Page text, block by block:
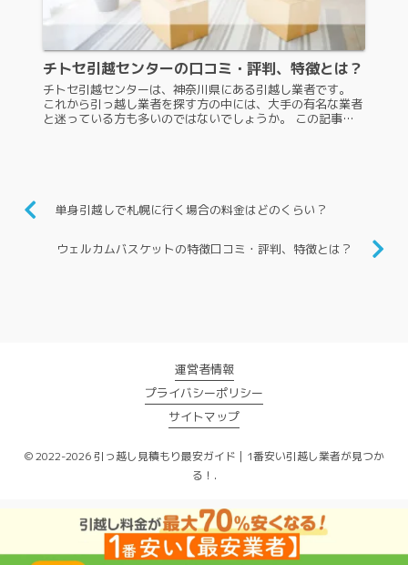
チトセ引越センターの口コミ・評判、特徴とは？
チトセ引越センターは、神奈川県にある引越し業者です。
これから引っ越し業者を探す方の中には、大手の有名な業者
と迷っている方も多いのではないでしょうか。 この記事で
単身引越しで札幌に行く場合の料金はどのくらい？
ウェルカムバスケットの特徴口コミ・評判、特徴とは？
運営者情報
プライバシーポリシー
サイトマップ
© 2022-2026 引っ越し見積もり最安ガイド｜1番安い引越し業者が見つか
る！.